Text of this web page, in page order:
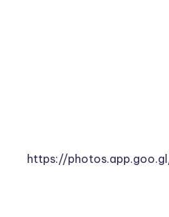
https://